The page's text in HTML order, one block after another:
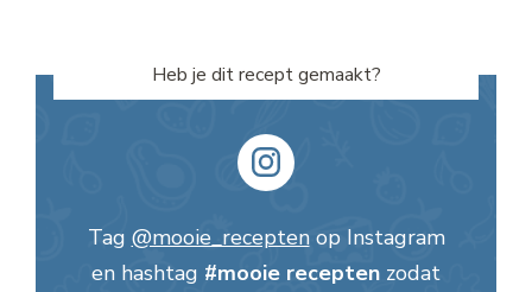
Heb je dit recept gemaakt?
Tag @mooie_receptenop Instagram
en hashtag #mooie recepten zodat